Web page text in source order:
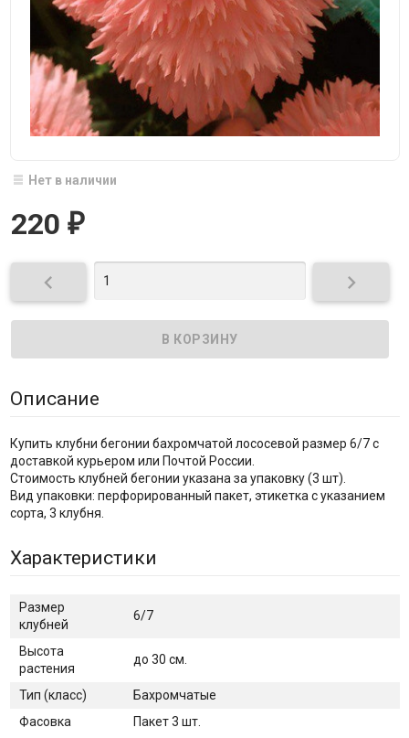
Нет в наличии
220 ₽
 
Описание
Купить клубни бегонии бахромчатой лососевой размер 6/7 с
доставкой курьером или Почтой России.
Стоимость клубней бегонии указана за упаковку (3 шт).
Вид упаковки: перфорированный пакет, этикетка с указанием
сорта, 3 клубня.
Характеристики
Размер
клубней
6/7
Высота
растения
до 30 см.
Тип (класс)
Бахромчатые
Фасовка
Пакет 3 шт.